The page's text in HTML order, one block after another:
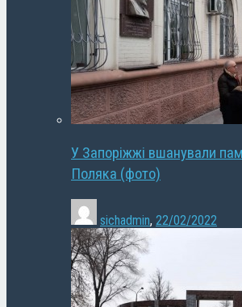
У Запоріжжі вшанували
Поляка (фото)
sichadmin, 22/02/2022